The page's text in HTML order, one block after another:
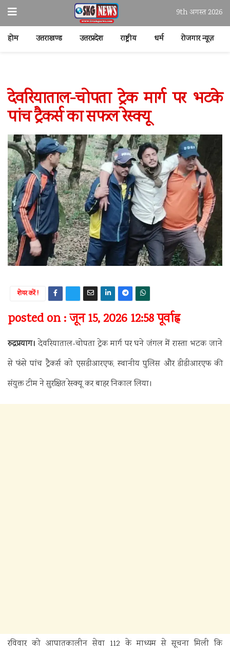
9th अगस्त 2026
होम उत्तराखण्ड उत्तरप्रदेश राष्ट्रीय धर्म रोजगार न्यूज़
देवरियाताल-चोपता ट्रेक मार्ग पर भटके
पांच ट्रैकर्स का सफल रेस्क्यू
शेयर करें !
posted on : जून 15, 2026 12:58 पूर्वाह्न
रुद्रप्रयाग। देवरियाताल-चोपता ट्रेक मार्ग पर घने जंगल में रास्ता भटक जाने
से फंसे पांच ट्रैकर्स को एसडीआरएफ, स्थानीय पुलिस और डीडीआरएफ की
संयुक्त टीम ने सुरक्षित रेस्क्यू कर बाहर निकाल लिया।
रविवार को आपातकालीन सेवा 112 के माध्यम से सूचना मिली कि